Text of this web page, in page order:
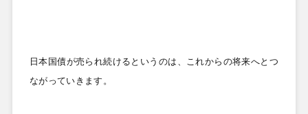
日本国債が売られ続けるというのは、これからの将来へとつ
ながっていきます。